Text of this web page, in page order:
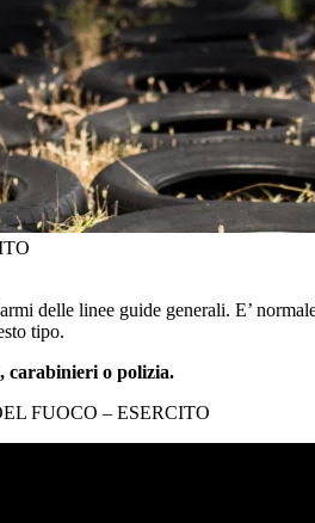
delle linee guide generali. E’
tipo.
carabinieri o polizia.
FUOCO – ESERCITO